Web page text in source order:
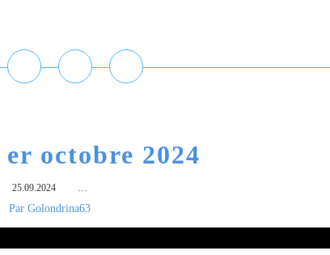
octobre 2024
25.09.2024 …
Par Golondrina63